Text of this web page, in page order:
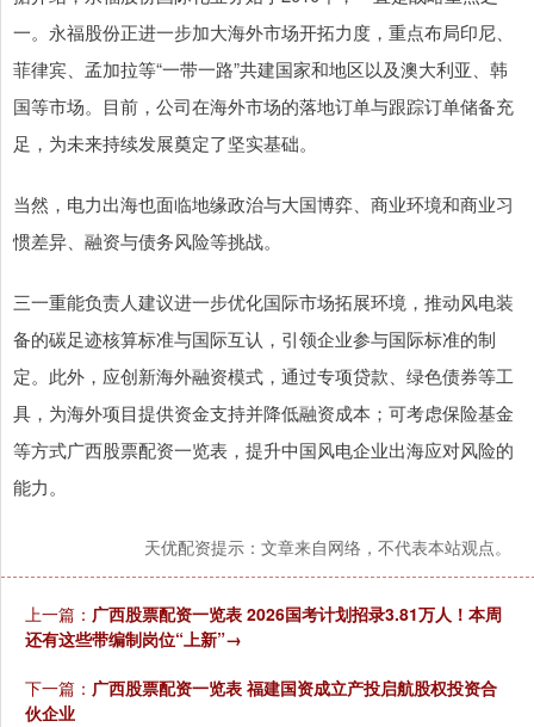
一。永福股份正进一步加大海外市场开拓力度，重点布局印尼、
菲律宾、孟加拉等“一带一路”共建国家和地区以及澳大利亚、韩
国等市场。目前，公司在海外市场的落地订单与跟踪订单储备充
足，为未来持续发展奠定了坚实基础。
当然，电力出海也面临地缘政治与大国博弈、商业环境和商业习
惯差异、融资与债务风险等挑战。
三一重能负责人建议进一步优化国际市场拓展环境，推动风电装
备的碳足迹核算标准与国际互认，引领企业参与国际标准的制
定。此外，应创新海外融资模式，通过专项贷款、绿色债券等工
具，为海外项目提供资金支持并降低融资成本；可考虑保险基金
等方式广西股票配资一览表，提升中国风电企业出海应对风险的
能力。
天优配资提示：文章来自网络，不代表本站观点。
上一篇： 广西股票配资一览表 2026国考计划招录3.81万人！本周
还有这些带编制岗位“上新”→
下一篇： 广西股票配资一览表 福建国资成立产投启航股权投资合
伙企业